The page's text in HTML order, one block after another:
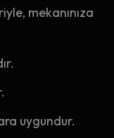
mekanınıza
uygundur.